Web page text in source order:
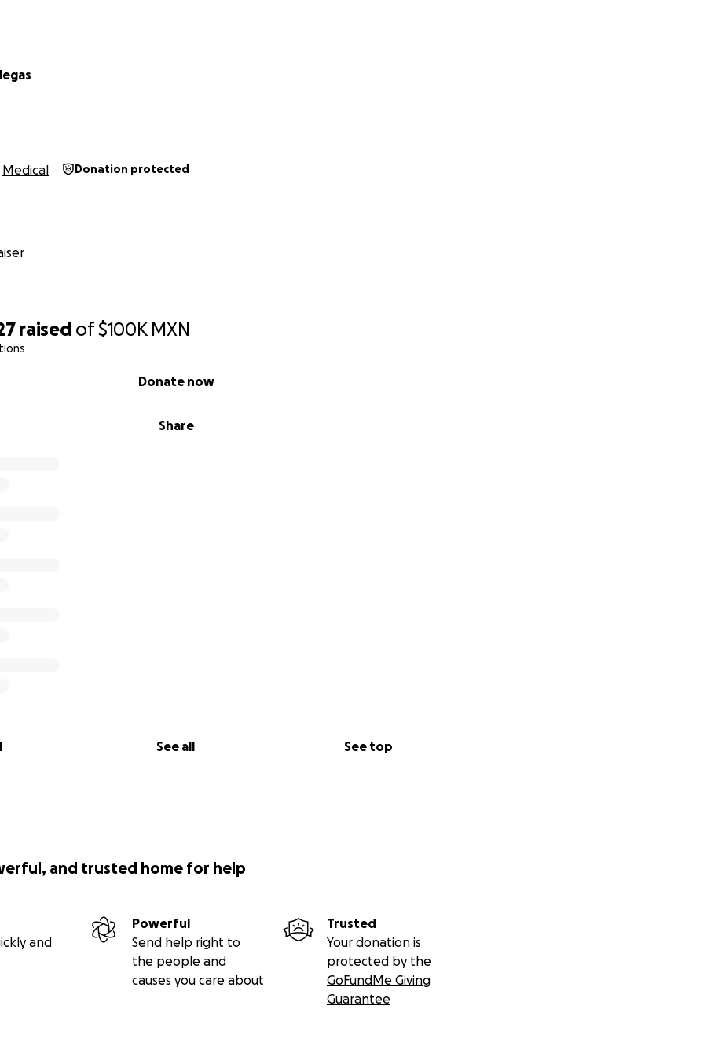
raised of$100K MXN
Share
Donate now
See all See top
Medical Donation protected
and trusted home for help
and
Powerful
Send help right to
the people and
causes you care about
Trusted
Your donation is
protected by the
GoFundMe Giving
Guarantee